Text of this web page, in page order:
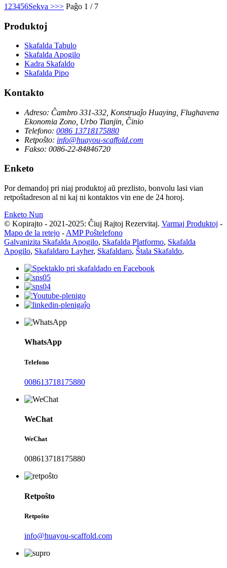
1 23456Sekva >>> Paĝo 1 / 7
Produktoj
Skafalda Tabulo
Skafalda Apogilo
Kadra Skafaldo
Skafalda Pipo
Kontakto
Adreso: Ĉambro 331-332, Konstruaĵo Huaying, Flughavena
Ekonomia Zono, Urbo Tianjin, Ĉinio
Telefono: 0086 13718175880
Retpoŝto: info@huayou-scaffold.com
Fakso: 0086-22-84846720
Enketo
Por demandoj pri niaj produktoj aŭ prezlisto, bonvolu lasi vian
retpoŝtadreson al ni kaj ni kontaktos vin ene de 24 horoj.
Enketo Nun
© Kopirajto - 2021-2025: Ĉiuj Rajtoj Rezervitaj. Varmaj Produktoj -
Mapo de la retejo - AMP Poŝtelefono
Galvanizita Skafalda Apogilo, Skafalda Platformo, Skafalda
Apogilo, Skafaldaro Layher, Skafaldaro, Ŝtala Skafaldo,
WhatsApp
Telefono
008613718175880
WeChat
WeChat
008613718175880
Retpoŝto
Retpoŝto
info@huayou-scaffold.com